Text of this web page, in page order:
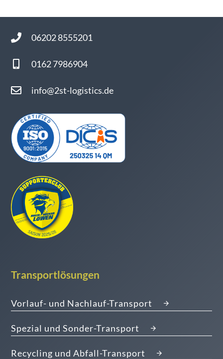
06202 8555201
0162 7986904
info@2st-logistics.de
Transportlösungen
Vorlauf- und Nachlauf-Transport
Spezial und Sonder-Transport
Recycling und Abfall-Transport